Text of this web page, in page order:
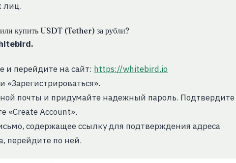
лиц.
купить USDT (Tether) за рубли?
и перейдите на сайт: https://whitebird.io
почты и придумайте надежный пароль. Подтвердите
«Create Account».
содержащее ссылку для подтверждения адреса
перейдите по ней.